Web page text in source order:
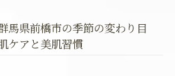
馬県前橋市の季節の変わり目
ケアと美肌習慣